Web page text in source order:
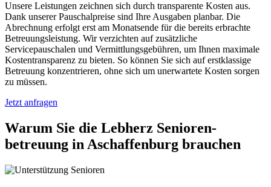
Unsere Leistungen zeichnen sich durch transparente Kosten aus.
Dank unserer Pauschalpreise sind Ihre Ausgaben planbar. Die
Abrechnung erfolgt erst am Monatsende für die bereits erbrachte
Betreuungsleistung. Wir verzichten auf zusätzliche
Servicepauschalen und Vermittlungsgebühren, um Ihnen maximale
Kostentransparenz zu bieten. So können Sie sich auf erstklassige
Betreuung konzentrieren, ohne sich um unerwartete Kosten sorgen
zu müssen.
Jetzt anfragen
Warum Sie die Lebherz Senioren­
betreuung in Aschaffenburg brauchen